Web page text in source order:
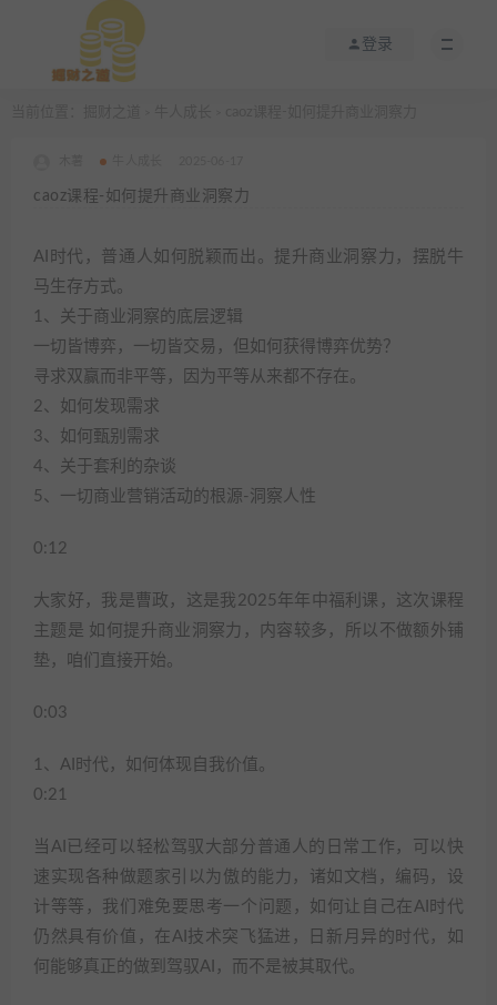
登录
caoz课程-如何提升商业洞察力
AI时代，普通人如何脱颖而出。提升商业洞察力，摆脱牛
马生存方式。
1、关于商业洞察的底层逻辑
一切皆博弈，一切皆交易，但如何获得博弈优势？
寻求双赢而非平等，因为平等从来都不存在。
2、如何发现需求
3、如何甄别需求
4、关于套利的杂谈
5、一切商业营销活动的根源-洞察人性
0:12
大家好，我是曹政，这是我2025年年中福利课，这次课程
主题是 如何提升商业洞察力，内容较多，所以不做额外铺
垫，咱们直接开始。
0:03
1、AI时代，如何体现自我价值。
0:21
当AI已经可以轻松驾驭大部分普通人的日常工作，可以快
速实现各种做题家引以为傲的能力，诸如文档，编码，设
计等等，我们难免要思考一个问题，如何让自己在AI时代
仍然具有价值，在AI技术突飞猛进，日新月异的时代，如
何能够真正的做到驾驭AI，而不是被其取代。